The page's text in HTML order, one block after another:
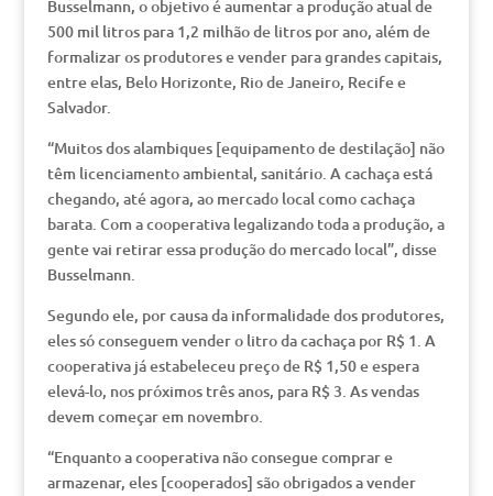
Busselmann, o objetivo é aumentar a produção atual de
500 mil litros para 1,2 milhão de litros por ano, além de
formalizar os produtores e vender para grandes capitais,
entre elas, Belo Horizonte, Rio de Janeiro, Recife e
Salvador.
“Muitos dos alambiques [equipamento de destilação] não
têm licenciamento ambiental, sanitário. A cachaça está
chegando, até agora, ao mercado local como cachaça
barata. Com a cooperativa legalizando toda a produção, a
gente vai retirar essa produção do mercado local”, disse
Busselmann.
Segundo ele, por causa da informalidade dos produtores,
eles só conseguem vender o litro da cachaça por R$ 1. A
cooperativa já estabeleceu preço de R$ 1,50 e espera
elevá-lo, nos próximos três anos, para R$ 3. As vendas
devem começar em novembro.
“Enquanto a cooperativa não consegue comprar e
armazenar, eles [cooperados] são obrigados a vender